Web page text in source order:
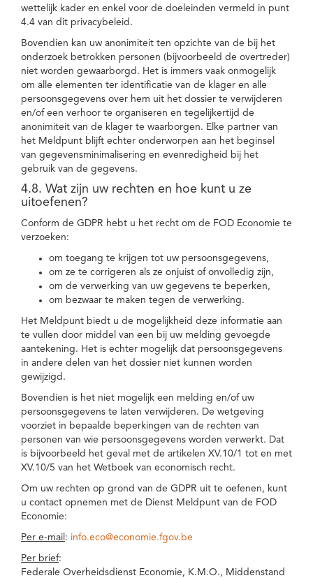
wettelijk kader en enkel voor de doeleinden vermeld in punt
4.4 van dit privacybeleid.
Bovendien kan uw anonimiteit ten opzichte van de bij het
onderzoek betrokken personen (bijvoorbeeld de overtreder)
niet worden gewaarborgd. Het is immers vaak onmogelijk
om alle elementen ter identificatie van de klager en alle
persoonsgegevens over hem uit het dossier te verwijderen
en/of een verhoor te organiseren en tegelijkertijd de
anonimiteit van de klager te waarborgen. Elke partner van
het Meldpunt blijft echter onderworpen aan het beginsel
van gegevensminimalisering en evenredigheid bij het
gebruik van de gegevens.
4.8. Wat zijn uw rechten en hoe kunt u ze
uitoefenen?
Conform de GDPR hebt u het recht om de FOD Economie te
verzoeken:
om toegang te krijgen tot uw persoonsgegevens,
om ze te corrigeren als ze onjuist of onvolledig zijn,
om de verwerking van uw gegevens te beperken,
om bezwaar te maken tegen de verwerking.
Het Meldpunt biedt u de mogelijkheid deze informatie aan
te vullen door middel van een bij uw melding gevoegde
aantekening. Het is echter mogelijk dat persoonsgegevens
in andere delen van het dossier niet kunnen worden
gewijzigd.
Bovendien is het niet mogelijk een melding en/of uw
persoonsgegevens te laten verwijderen. De wetgeving
voorziet in bepaalde beperkingen van de rechten van
personen van wie persoonsgegevens worden verwerkt. Dat
is bijvoorbeeld het geval met de artikelen XV.10/1 tot en met
XV.10/5 van het Wetboek van economisch recht.
Om uw rechten op grond van de GDPR uit te oefenen, kunt
u contact opnemen met de Dienst Meldpunt van de FOD
Economie:
Per e-mail : info.eco@economie.fgov.be
Per brief:
Federale Overheidsdienst Economie, K.M.O., Middenstand